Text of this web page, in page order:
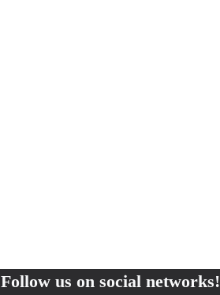
Follow us on social networks!